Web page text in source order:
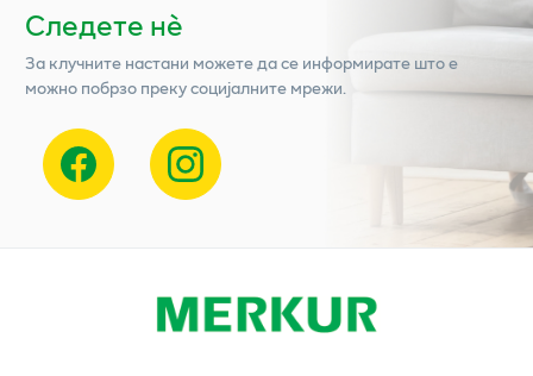
Следете нѐ
За клучните настани можете да се информирате што е
можно побрзо преку социјалните мрежи.